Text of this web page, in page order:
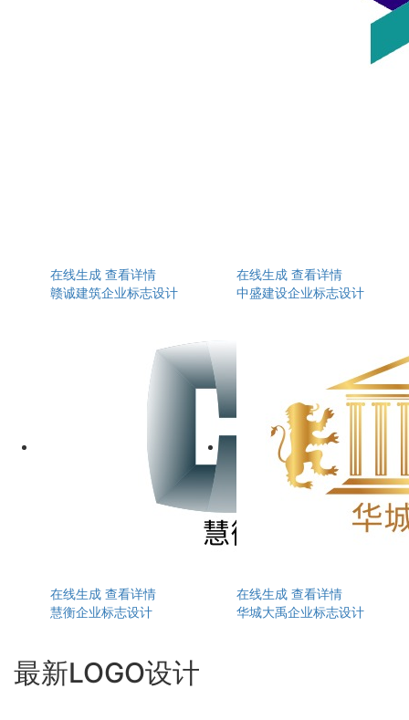
在线生成 查看详情
赣诚建筑企业标志设计
在线生成 查看详情
中盛建设企业标志设计
在线生成 查看详情
慧衡企业标志设计
在线生成 查看详情
华城大禹企业标志设计
最新LOGO设计